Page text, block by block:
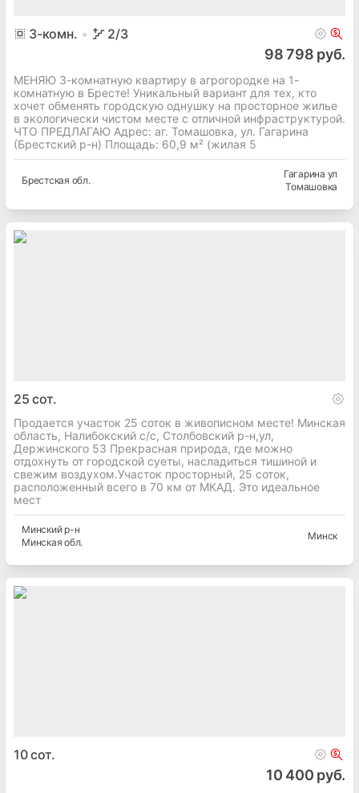
3-комн. 2/3
98 798 руб.
МЕНЯЮ 3-комнатную квартиру в агрогородке на 1-
комнатную в Бресте! Уникальный вариант для тех, кто
хочет обменять городскую однушку на просторное жилье
в экологически чистом месте с отличной инфраструктурой.
ЧТО ПРЕДЛАГАЮ Адрес: аг. Томашовка, ул. Гагарина
(Брестский р-н) Площадь: 60,9 м² (жилая 5
Брестская обл.
Гагарина ул
Томашовка
25 сот.
Продается участок 25 соток в живописном месте! Минская
область, Налибокский с/с, Столбовский р-н,ул,
Держинского 53 Прекрасная природа, где можно
отдохнуть от городской суеты, насладиться тишиной и
свежим воздухом.Участок просторный, 25 соток,
расположенный всего в 70 км от МКАД. Это идеальное
мест
Минскийр-н
Минская обл.
Минск
10сот.
10 400 руб.